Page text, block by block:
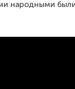
народными